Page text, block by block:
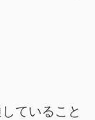
ていること